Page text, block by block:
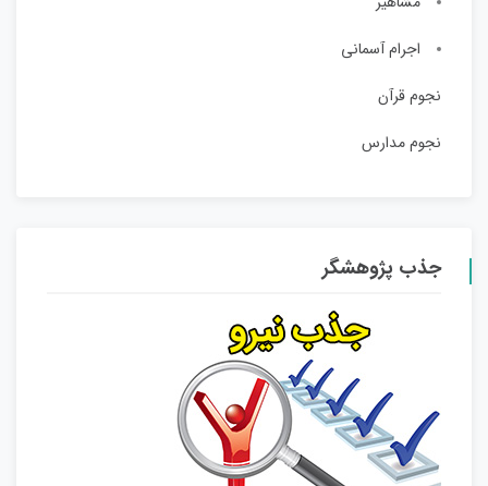
اجرام آسمانی
نجوم قرآن
نجوم مدارس
جذب پژوهشگر